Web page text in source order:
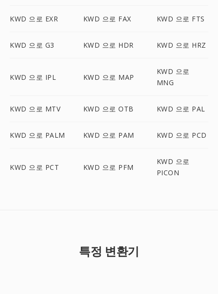
KWD 으로 EXR KWD 으로 FAX KWD 으로 FTS
KWD 으로 G3 KWD 으로 HDR KWD 으로 HRZ
KWD 으로 IPL KWD 으로 MAP
KWD 으로
MNG
KWD 으로 MTV KWD 으로 OTB KWD 으로 PAL
KWD 으로 PALM KWD 으로 PAM KWD 으로 PCD
KWD 으로 PCT KWD 으로 PFM
KWD 으로
PICON
특정 변환기